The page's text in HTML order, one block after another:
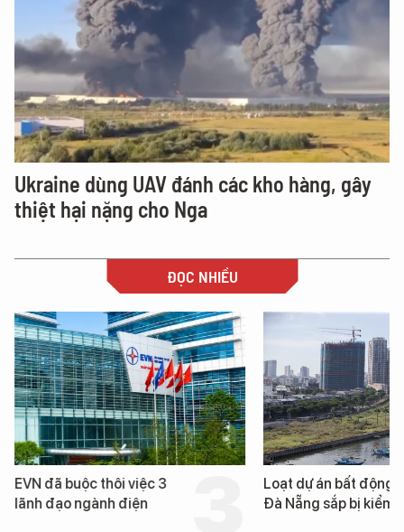
Ukraine dùng UAV đánh các kho hàng, gây
thiệt hại nặng cho Nga
ĐỌC NHIỀU
EVN đã buộc thôi việc 3
lãnh đạo ngành điện
Loạt dự án bất động
Đà Nẵng sắp bị kiểm